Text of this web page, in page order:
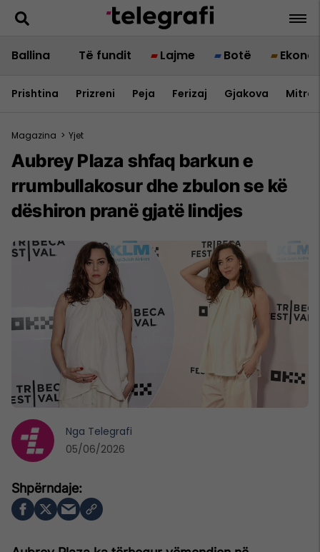
Ballina Të fundit Lajme Botë
Prishtina Prizreni Peja Ferizaj Gjakova
Magazina > Yjet
Aubrey Plaza shfaq barkun e
rrumbullakosur dhe zbulon se kë
dëshiron pranë gjatë lindjes
Nga Telegrafi
05/06/2026